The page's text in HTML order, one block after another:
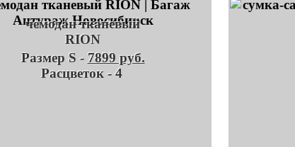
чемодан тканевый
RION
Размер S - 7899 руб.
Расцветок - 4